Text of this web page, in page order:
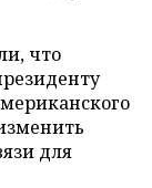
что
для